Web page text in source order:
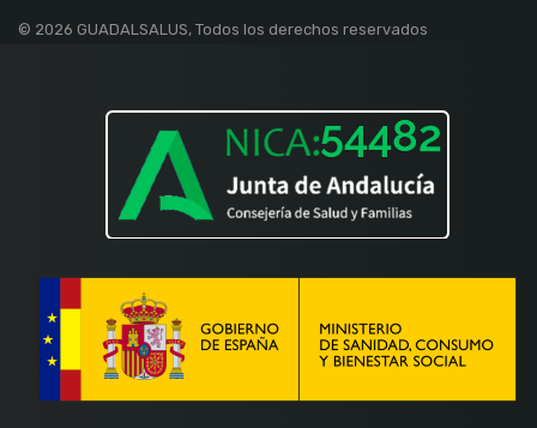
facebook-linkedin-instagramyoutube
© 2026 GUADALSALUS, Todos los derechos reservados